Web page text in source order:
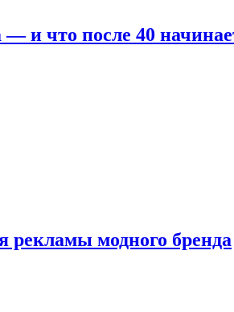
и что после 40
рекламы модного бренда